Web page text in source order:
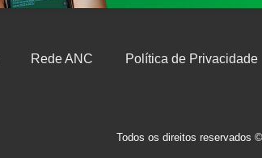
Rede ANC Política de Privacidade
Todos os direitos reservados